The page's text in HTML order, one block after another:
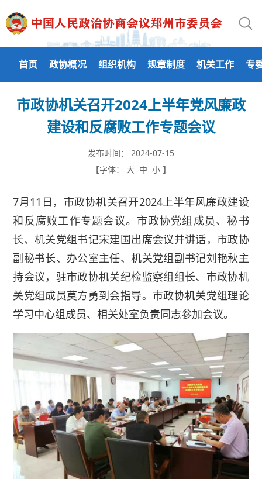
首页 政协概况 组织机构 规章制度 机关工作 专
市政协机关召开2024上半年党风廉政
建设和反腐败工作专题会议
发布时间：
2024-07-15
【字体：
大 中 小 】
7月11日，市政协机关召开2024上半年风廉政建设
和反腐败工作专题会议。市政协党组成员、秘书
长、机关党组书记宋建国出席会议并讲话，市政协
副秘书长、办公室主任、机关党组副书记刘艳秋主
持会议，驻市政协机关纪检监察组组长、市政协机
关党组成员莫方勇到会指导。市政协机关党组理论
学习中心组成员、相关处室负责同志参加会议。